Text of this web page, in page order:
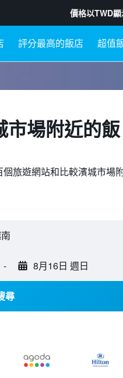
價格以TWD
評分最高的飯店 超值
市場附近​的飯
旅遊網站和比較濱城市場
- 8月16日 週日
尋